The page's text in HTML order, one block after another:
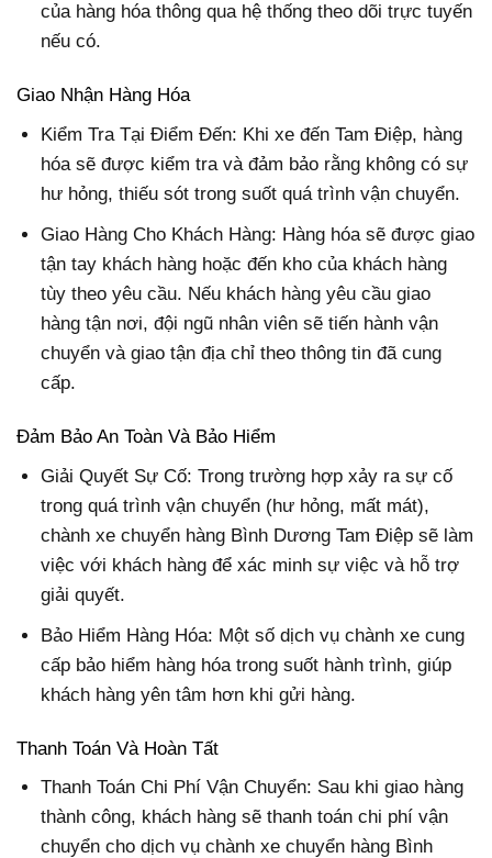
của hàng hóa thông qua hệ thống theo dõi trực tuyến
nếu có.
Giao Nhận Hàng Hóa
Kiểm Tra Tại Điểm Đến: Khi xe đến Tam Điệp, hàng
hóa sẽ được kiểm tra và đảm bảo rằng không có sự
hư hỏng, thiếu sót trong suốt quá trình vận chuyển.
Giao Hàng Cho Khách Hàng: Hàng hóa sẽ được giao
tận tay khách hàng hoặc đến kho của khách hàng
tùy theo yêu cầu. Nếu khách hàng yêu cầu giao
hàng tận nơi, đội ngũ nhân viên sẽ tiến hành vận
chuyển và giao tận địa chỉ theo thông tin đã cung
cấp.
Đảm Bảo An Toàn Và Bảo Hiểm
Giải Quyết Sự Cố: Trong trường hợp xảy ra sự cố
trong quá trình vận chuyển (hư hỏng, mất mát),
chành xe chuyển hàng Bình Dương Tam Điệp sẽ làm
việc với khách hàng để xác minh sự việc và hỗ trợ
giải quyết.
Bảo Hiểm Hàng Hóa: Một số dịch vụ chành xe cung
cấp bảo hiểm hàng hóa trong suốt hành trình, giúp
khách hàng yên tâm hơn khi gửi hàng.
Thanh Toán Và Hoàn Tất
Thanh Toán Chi Phí Vận Chuyển: Sau khi giao hàng
thành công, khách hàng sẽ thanh toán chi phí vận
chuyển cho dịch vụ chành xe chuyển hàng Bình